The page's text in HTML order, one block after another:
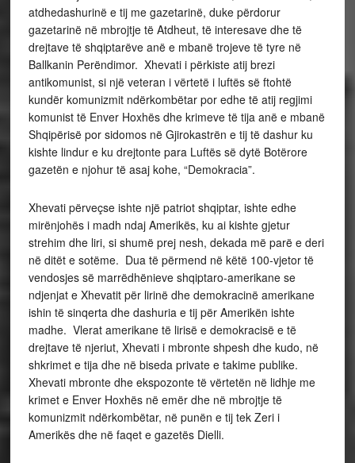
atdhedashurinë e tij me gazetarinë, duke përdorur
gazetarinë në mbrojtje të Atdheut, të interesave dhe të
drejtave të shqiptarëve anë e mbanë trojeve të tyre në
Ballkanin Perëndimor. Xhevati i përkiste atij brezi
antikomunist, si një veteran i vërtetë i luftës së ftohtë
kundër komunizmit ndërkombëtar por edhe të atij regjimi
komunist të Enver Hoxhës dhe krimeve të tija anë e mbanë
Shqipërisë por sidomos në Gjirokastrën e tij të dashur ku
kishte lindur e ku drejtonte para Luftës së dytë Botërore
gazetën e njohur të asaj kohe, “Demokracia”.
Xhevati përveçse ishte një patriot shqiptar, ishte edhe
mirënjohës i madh ndaj Amerikës, ku ai kishte gjetur
strehim dhe liri, si shumë prej nesh, dekada më parë e deri
në ditët e sotëme. Dua të përmend në këtë 100-vjetor të
vendosjes së marrëdhënieve shqiptaro-amerikane se
ndjenjat e Xhevatit për lirinë dhe demokracinë amerikane
ishin të sinqerta dhe dashuria e tij për Amerikën ishte
madhe. Vlerat amerikane të lirisë e demokracisë e të
drejtave të njeriut, Xhevati i mbronte shpesh dhe kudo, në
shkrimet e tija dhe në biseda private e takime publike.
Xhevati mbronte dhe ekspozonte të vërtetën në lidhje me
krimet e Enver Hoxhës në emër dhe në mbrojtje të
komunizmit ndërkombëtar, në punën e tij tek Zeri i
Amerikës dhe në faqet e gazetës Dielli.